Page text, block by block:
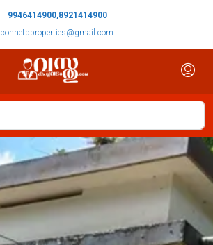
9946414900,8921414900
connetpproperties@gmail.com